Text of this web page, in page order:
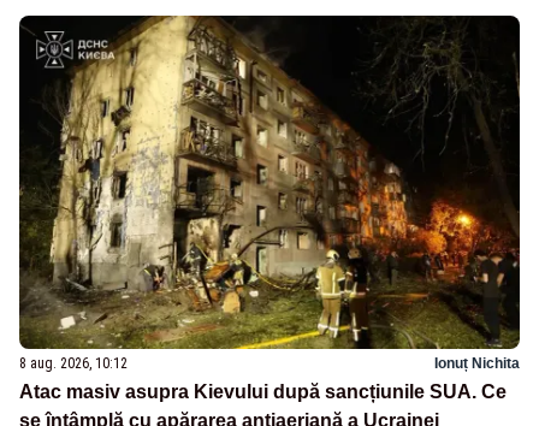
8 aug. 2026, 10:12 Ionuț Nichita
Atac masiv asupra Kievului după sancțiunile SUA. Ce
se întâmplă cu apărarea antiaeriană a Ucrainei